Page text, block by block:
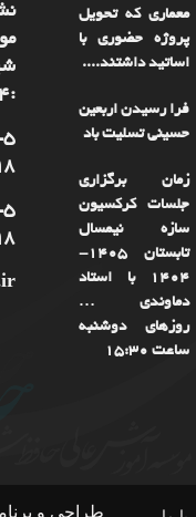
معماری که تحویل
پروژه حضوری با
اساتید داشتند....
فرا رسیدن اربعین
حسینی تسلیت باد
زمان برگزاری
جلسات کرکسیون
سازه نیمسال
تابستان 1405-
1404 با استاد
دماوندی …
روزهای دوشنبه
ساعت 15:30
:7134813964
طراحی و